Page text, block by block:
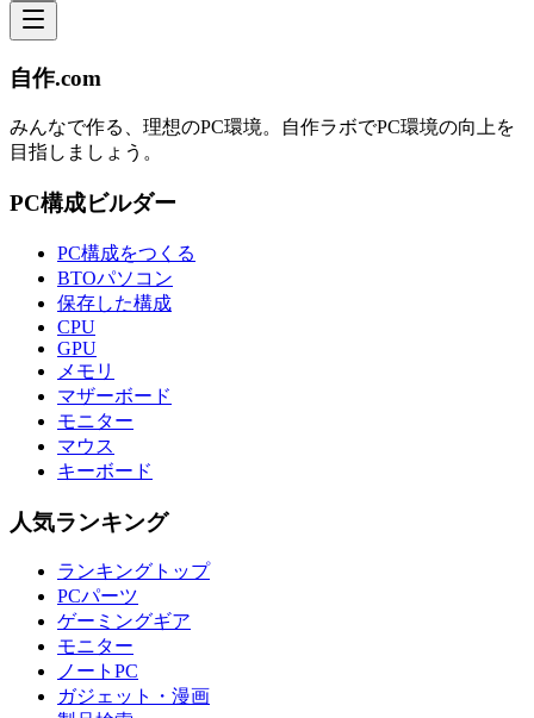
自作.com
みんなで作る、理想のPC環境。 自作ラボでPC環境の向上を
目指しましょう。
PC構成ビルダー
PC構成をつくる
BTOパソコン
保存した構成
CPU
GPU
メモリ
マザーボード
モニター
マウス
キーボード
人気ランキング
ランキングトップ
PCパーツ
ゲーミングギア
モニター
ノートPC
ガジェット・漫画